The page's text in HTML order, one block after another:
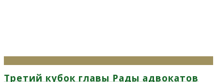
Третий кубок главы Рады адвокатов